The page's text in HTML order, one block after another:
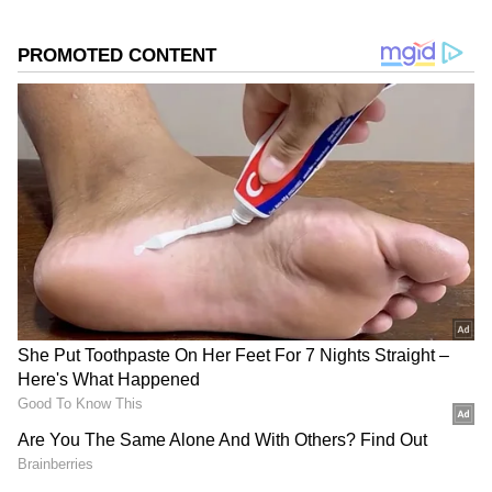
சிகிச்சை பெறுவோர் எண்ணிக்கை 226 ஆக
உள்ளது. கொரோனா தொற்றிலிருந்து
மேலும் 25 பேர் டிஸ்சார்ஜ்
செய்யப்பட்டுள்ளனர். இதன் மூலம்
குணமடைந்தோர் எண்ணிக்கை 34,14,883
ஆக உள்ளது.
DOWNLOAD APP